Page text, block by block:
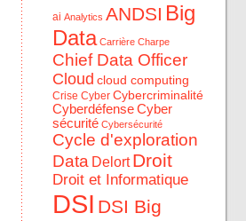
ai Analytics ANDSI Big
Data Carrière Charpe
Chief Data Officer
Cloud cloud computing
Crise Cyber Cybercriminalité
CyberdéfenseCyber
sécurité Cybersécurité
Cycle d'exploration
Data Delort Droit
Droit et Informatique
DSI DSI Big